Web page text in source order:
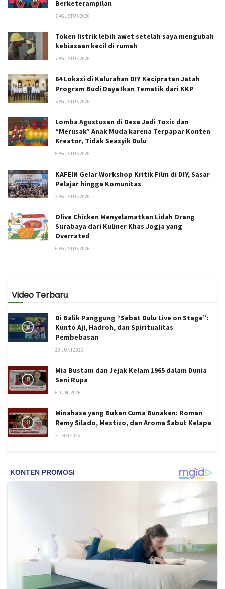
Berketerampilan
7 AGUSTUS 2026
Token listrik lebih awet setelah saya mengubah
kebiasaan kecil di rumah
7 AGUSTUS 2026
64 Lokasi di Kalurahan DIY Kecipratan Jatah
Program Budi Daya Ikan Tematik dari KKP
5 AGUSTUS 2026
Lomba Agustusan di Desa Jadi Toxic dan
“Merusak” Anak Muda karena Terpapar Konten
Kreator, Tidak Seasyik Dulu
8 AGUSTUS 2026
KAFEIN Gelar Workshop Kritik Film di DIY, Sasar
Pelajar hingga Komunitas
3 AGUSTUS 2026
Olive Chicken Menyelamatkan Lidah Orang
Surabaya dari Kuliner Khas Jogja yang
Overrated
6 AGUSTUS 2026
Video Terbaru
Di Balik Panggung “Sebat Dulu Live on Stage”:
Kunto Aji, Hadroh, dan Spiritualitas
Pembebasan
23 JUNI 2026
Mia Bustam dan Jejak Kelam 1965 dalam Dunia
Seni Rupa
6 JUNI 2026
Minahasa yang Bukan Cuma Bunaken: Roman
Remy Silado, Mestizo, dan Aroma Sabut Kelapa
31 MEI 2026